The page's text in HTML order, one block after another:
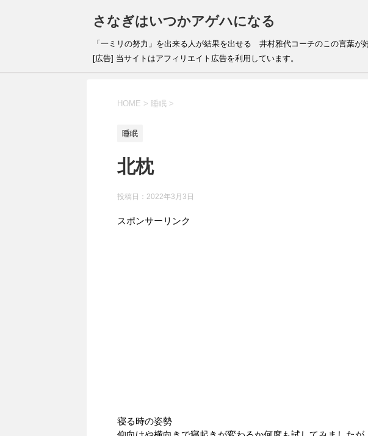
さなぎはいつかアゲハになる
「一ミリの努力」を出来る人が結果
[広告] 当サイトはアフィリエイト広告を利用しています。
HOME > 睡眠 >
睡眠
北枕
投稿日： 2022年3月3日
スポンサーリンク
寝る時の姿勢